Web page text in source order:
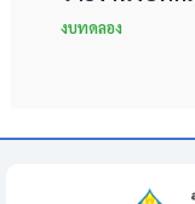
งบทดลอง